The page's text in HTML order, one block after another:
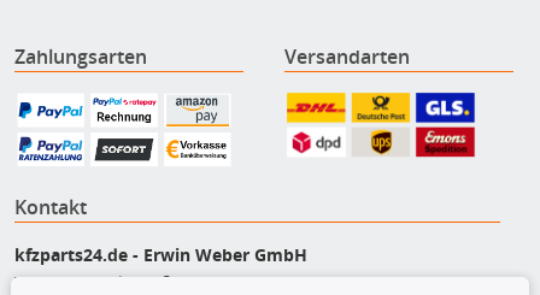
Zahlungsarten Versandarten
Kontakt
kfzparts24.de - Erwin Weber GmbH
Von-Reuental-Straße 8a